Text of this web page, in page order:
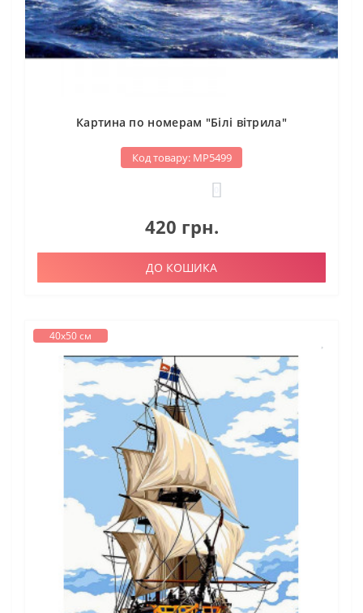
Картина по номерам "Білі вітрила"
Код товару: МР5499
420 грн.
ДО КОШИКА
40х50 см